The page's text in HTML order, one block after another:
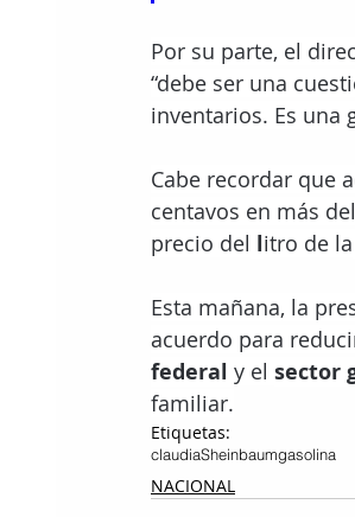
Por su parte, el
“debe ser una
inventarios. Es una
Cabe recordar que
centavos en más
precio del litro de la
Esta mañana, la
acuerdo para
federal y el sector
familiar.
Etiquetas:
claudiaSheinbaumgasolina
NACIONAL